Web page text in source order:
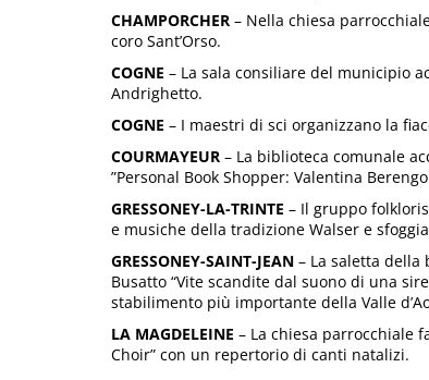
CHAMPORCHER – Nella chiesa
coro Sant’Orso.
COGNE – La sala consiliare del municipio
Andrighetto.
COGNE – I maestri di sci organizzano la
COURMAYEUR – La biblioteca comunale
”Personal Book Shopper: Valentina
GRESSONEY-LA-TRINTE – Il gruppo
e musiche della tradizione Walser e
GRESSONEY-SAINT-JEAN – La saletta
Busatto “Vite scandite dal suono di una
stabilimento più importante della Valle
LA MAGDELEINE – La chiesa parrocchiale
Choir” con un repertorio di canti natalizi.